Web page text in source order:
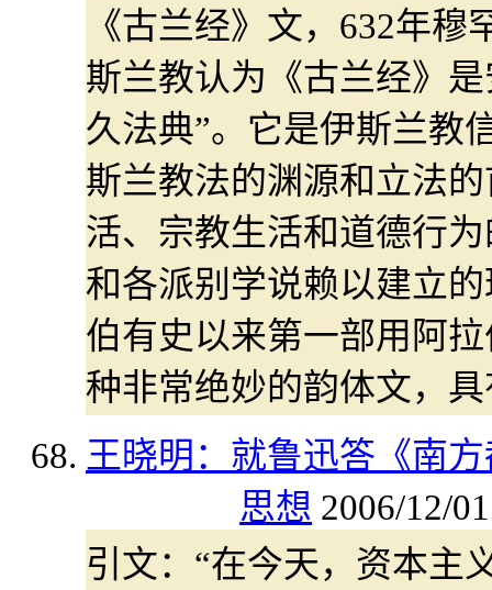
《古兰经》文，632年
斯兰教认为《古兰经》
久法典”。它是伊斯兰教
斯兰教法的渊源和立法
活、宗教生活和道德行
和各派别学说赖以建立
伯有史以来第一部用阿
种非常绝妙的韵体文，
王晓明：就鲁迅答《南
思想 2006/12/
引文：“在今天，资本主